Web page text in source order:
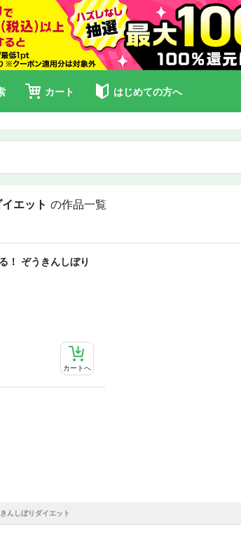
カート はじめての方へ
エット の作品一覧
！ ぞうきんしぼり
カートへ
んしぼりダイエット